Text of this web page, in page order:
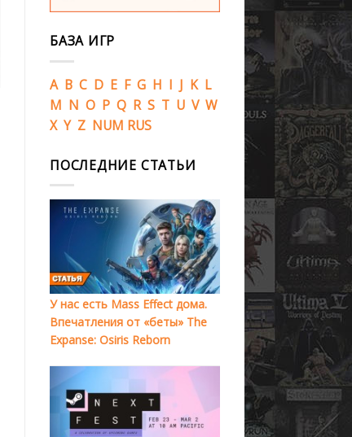
БАЗА ИГР
A B C D E F G H I J K L
M N O P Q R S T U V W
X Y Z NUM RUS
ПОСЛЕДНИЕ СТАТЬИ
У нас есть Mass Effect дома.
Впечатления от «беты» The
Expanse: Osiris Reborn